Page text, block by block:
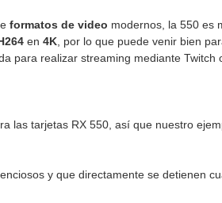
formatos de video modernos, la 550 es
en 4K, por lo que puede venir bien
para realizar streaming mediante Twitch
las tarjetas RX 550, así que nuestro
y que directamente se detienen